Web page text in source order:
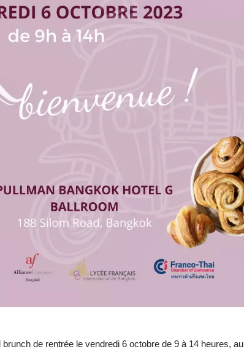
de rentrée le vendredi 6 octobre de 9 à 14 heures, au